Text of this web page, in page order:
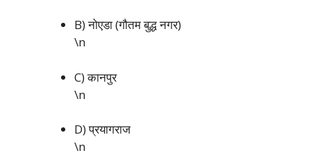
B) नोएडा (गौतम बुद्ध नगर)
\n
C) कानपुर
\n
D) प्रयागराज
\n